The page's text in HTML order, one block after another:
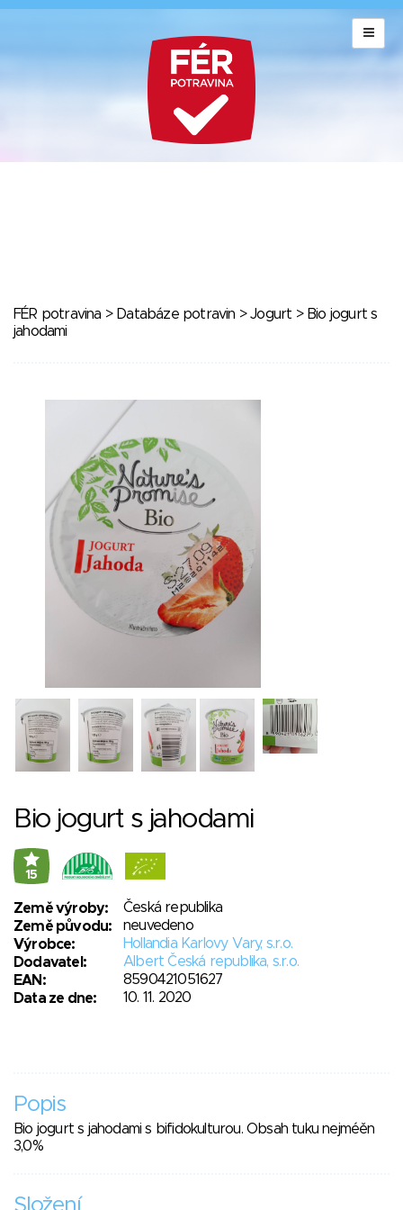
FÉR potravina > Databáze potravin >Jogurt > Bio jogurt s
jahodami
Bio jogurt s jahodami
15
Země výroby:
Česká republika
Země původu:
neuvedeno
Výrobce:
Hollandia Karlovy Vary, s.r.o.
Dodavatel:
Albert Česká republika, s.r.o.
EAN:
8590421051627
Data ze dne:
10. 11. 2020
Popis
Bio jogurt s jahodami s bifidokulturou. Obsah tuku nejméěn
3,0%